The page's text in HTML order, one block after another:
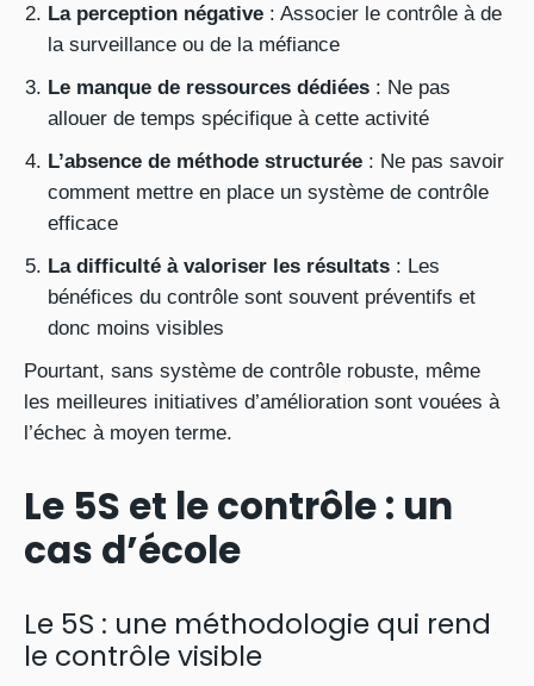
La perception négative : Associer le contrôle à de
la surveillance ou de la méfiance
Le manque de ressources dédiées : Ne pas
allouer de temps spécifique à cette activité
L’absence de méthode structurée : Ne pas savoir
comment mettre en place un système de contrôle
efficace
La difficulté à valoriser les résultats : Les
bénéfices du contrôle sont souvent préventifs et
donc moins visibles
Pourtant, sans système de contrôle robuste, même
les meilleures initiatives d’amélioration sont vouées à
l’échec à moyen terme.
Le 5S et le contrôle : un
cas d’école
Le 5S : une méthodologie qui rend
le contrôle visible